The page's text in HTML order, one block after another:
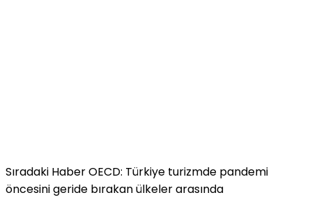
Sıradaki HaberOECD: Türkiye turizmde pandemi
öncesini geride bırakan ülkeler arasında